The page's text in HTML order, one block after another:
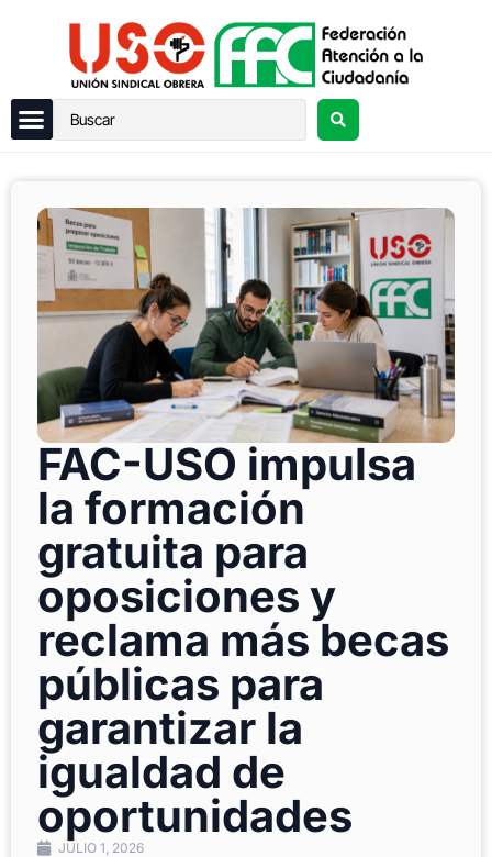
FAC-USO impulsa
la formación
gratuita para
oposiciones y
reclama más becas
públicas para
garantizar la
igualdad de
oportunidades
JULIO 1, 2026